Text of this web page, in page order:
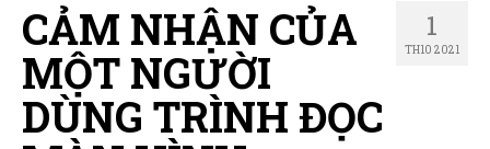
Giới thiệu
Hoạt động
Thư viện
1
TH10 2021
CẢM NHẬN CỦA
MỘT NGƯỜI
DÙNG TRÌNH ĐỌC